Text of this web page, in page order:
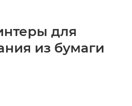
для
из бумаги